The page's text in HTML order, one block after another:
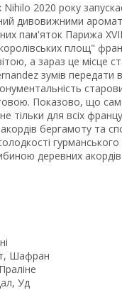
Nihilo 2020 року
дивовижними
пам'яток Парижа
площ"
а зараз це місце
зумів передати
Показово, що
тільки для всіх
бергамоту та
деревних
Шафран
Уд